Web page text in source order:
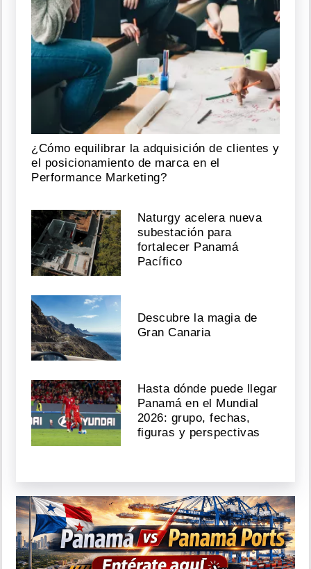
¿Cómo equilibrar la adquisición de clientes y
el posicionamiento de marca en el
Performance Marketing?
Naturgy acelera nueva
subestación para
fortalecer Panamá
Pacífico
Descubre la magia de
Gran Canaria
Hasta dónde puede llegar
Panamá en el Mundial
2026: grupo, fechas,
figuras y perspectivas